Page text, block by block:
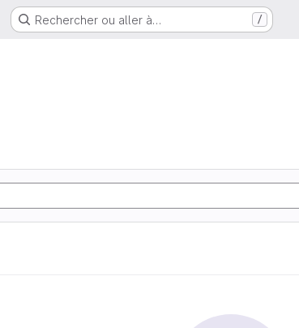
Rechercher ou aller à… /